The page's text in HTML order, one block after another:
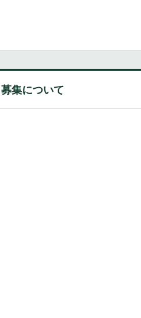
募集について